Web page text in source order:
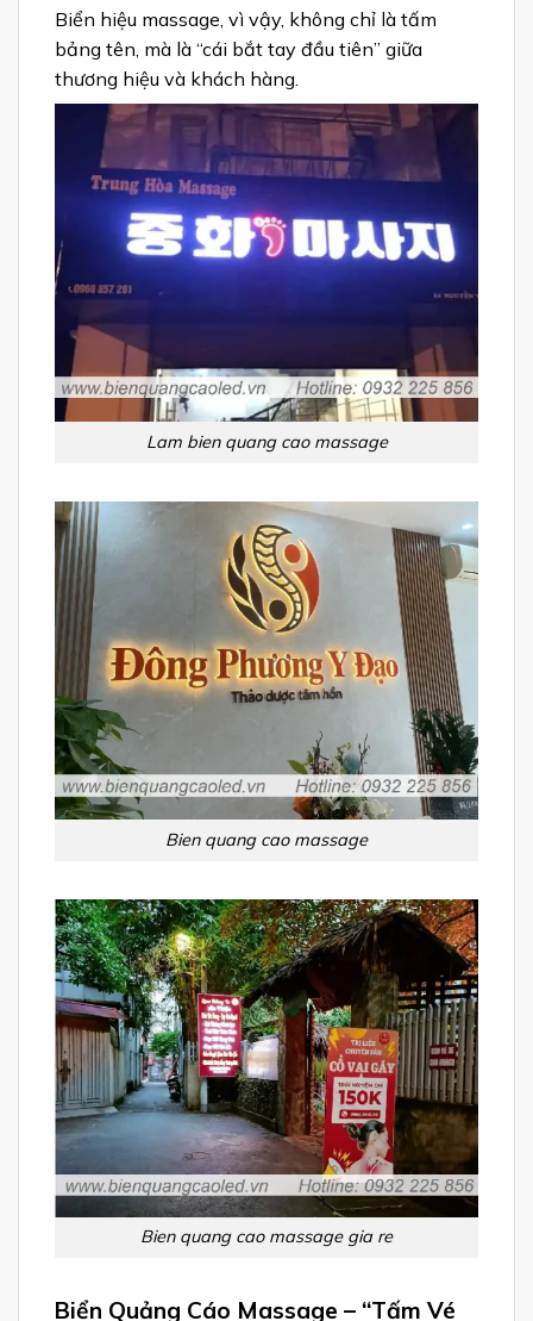
Biển hiệu massage, vì vậy, không chỉ là tấm
bảng tên, mà là “cái bắt tay đầu tiên” giữa
thương hiệu và khách hàng.
Lam bien quang cao massage
Bien quang cao massage
Bien quang cao massage gia re
Biển Quảng Cáo Massage – “Tấm Vé